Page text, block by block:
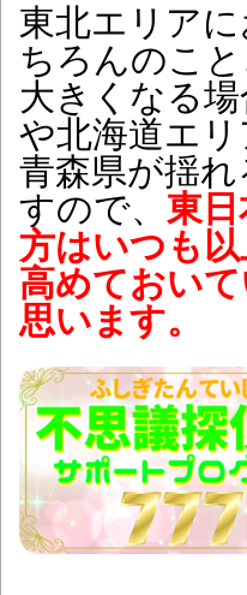
東北エリア
ちろんのこ
大きくなる
や北海道エ
青森県が揺
すので、 東
方はいつも
高めておい
思います。